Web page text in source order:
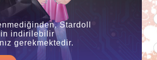
Stardoll
indirilebilir
gerekmektedir.